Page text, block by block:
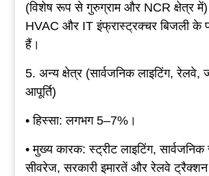
(विशेष रूप से गुरुग्राम और NCR क्षेत्र
HVAC और IT इंफ्रास्ट्रक्चर बिजली के
हैं।
5. अन्य क्षेत्र (सार्वजनिक लाइटिंग, रेलवे,
आपूर्ति)
• हिस्सा: लगभग 5–7%।
• मुख्य कारक: स्ट्रीट लाइटिंग,
सीवरेज, सरकारी इमारतें और रेलवे